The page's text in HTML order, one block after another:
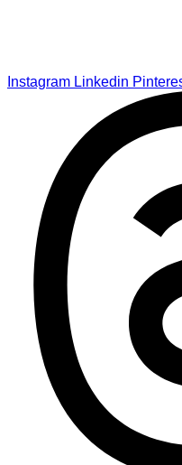
Instagram Linkedin